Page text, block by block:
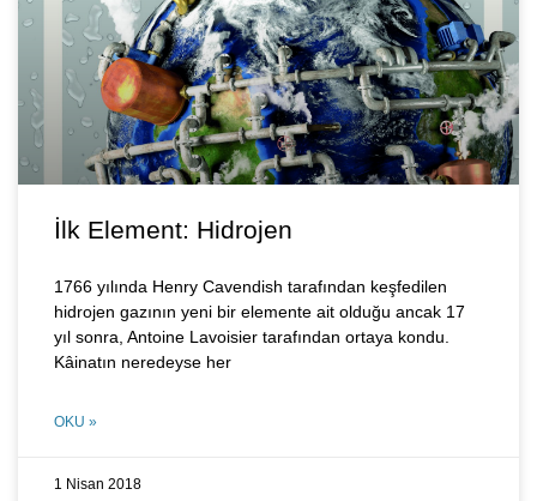
İlk Element: Hidrojen
1766 yılında Henry Cavendish tarafından keşfedilen
hidrojen gazının yeni bir elemente ait olduğu ancak 17
yıl sonra, Antoine Lavoisier tarafından ortaya kondu.
Kâinatın neredeyse her
OKU »
1 Nisan 2018